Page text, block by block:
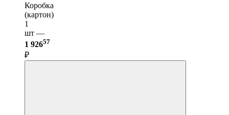
Коробка
(картон)
1
шт —
1 92657
₽